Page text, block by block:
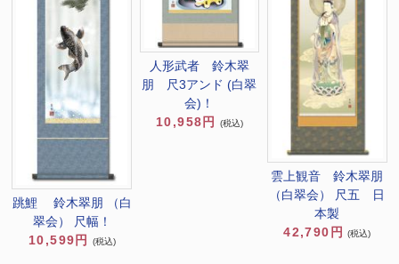
跳鯉 鈴木翠朋 （白
翠会） 尺幅！
10,599円
(税込)
人形武者 鈴木翠
朋 尺3アンド (白翠
会)！
10,958円
(税込)
雲上観音 鈴木翠朋
（白翠会） 尺五 日
本製
42,790円
(税込)